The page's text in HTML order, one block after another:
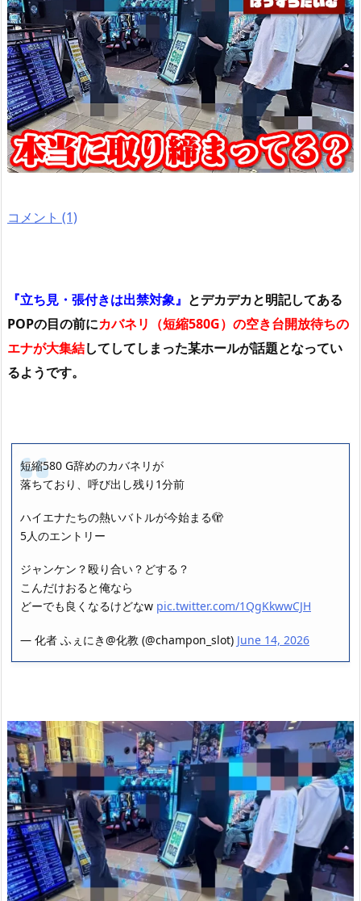
コメント (1)
『立ち見・張付きは出禁対象』 とデカデカと明記してある
POPの目の前にカバネリ（短縮580G）の空き台開放待ちの
エナが大集結してしてしまった某ホールが話題となってい
るようです。
短縮580 G辞めのカバネリが
落ちており、呼び出し残り1分前
ハイエナたちの熱いバトルが今始まる🫣
5人のエントリー
ジャンケン？殴り合い？どする？
こんだけおると俺なら
どーでも良くなるけどなw pic.twitter.com/1QgKkwwCJH
— 化者 ふぇにき@化教 (@champon_slot) June 14, 2026